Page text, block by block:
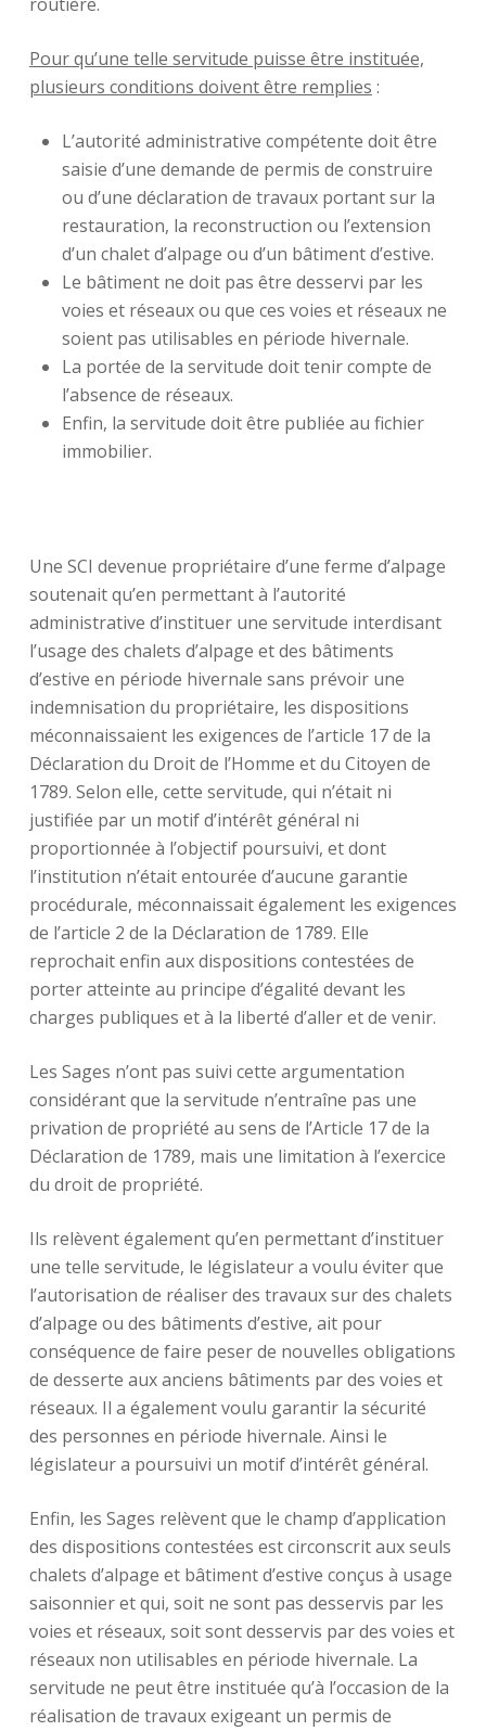
Pour qu’une telle servitude puisse être instituée,
plusieurs conditions doivent être remplies :
L’autorité administrative compétente doit être
saisie d’une demande de permis de construire
ou d’une déclaration de travaux portant sur la
restauration, la reconstruction ou l’extension
d’un chalet d’alpage ou d’un bâtiment d’estive.
Le bâtiment ne doit pas être desservi par les
voies et réseaux ou que ces voies et réseaux ne
soient pas utilisables en période hivernale.
La portée de la servitude doit tenir compte de
l’absence de réseaux.
Enfin, la servitude doit être publiée au fichier
immobilier.
Une SCI devenue propriétaire d’une ferme d’alpage
soutenait qu’en permettant à l’autorité
administrative d’instituer une servitude interdisant
l’usage des chalets d’alpage et des bâtiments
d’estive en période hivernale sans prévoir une
indemnisation du propriétaire, les dispositions
méconnaissaient les exigences de l’article 17 de la
Déclaration du Droit de l’Homme et du Citoyen de
1789. Selon elle, cette servitude, qui n’était ni
justifiée par un motif d’intérêt général ni
proportionnée à l’objectif poursuivi, et dont
l’institution n’était entourée d’aucune garantie
procédurale, méconnaissait également les exigences
de l’article 2 de la Déclaration de 1789. Elle
reprochait enfin aux dispositions contestées de
porter atteinte au principe d’égalité devant les
charges publiques et à la liberté d’aller et de venir.
Les Sages n’ont pas suivi cette argumentation
considérant que la servitude n’entraîne pas une
privation de propriété au sens de l’Article 17 de la
Déclaration de 1789, mais une limitation à l’exercice
du droit de propriété.
Ils relèvent également qu’en permettant d’instituer
une telle servitude, le législateur a voulu éviter que
l’autorisation de réaliser des travaux sur des chalets
d’alpage ou des bâtiments d’estive, ait pour
conséquence de faire peser de nouvelles obligations
de desserte aux anciens bâtiments par des voies et
réseaux. Il a également voulu garantir la sécurité
des personnes en période hivernale. Ainsi le
législateur a poursuivi un motif d’intérêt général.
Enfin, les Sages relèvent que le champ d’application
des dispositions contestées est circonscrit aux seuls
chalets d’alpage et bâtiment d’estive conçus à usage
saisonnier et qui, soit ne sont pas desservis par les
voies et réseaux, soit sont desservis par des voies et
réseaux non utilisables en période hivernale. La
servitude ne peut être instituée qu’à l’occasion de la
réalisation de travaux exigeant un permis de